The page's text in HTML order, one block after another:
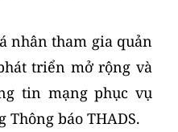
nhân tham gia quản
triển mở rộng và
tin mạng phục vụ
Thông báo THADS.